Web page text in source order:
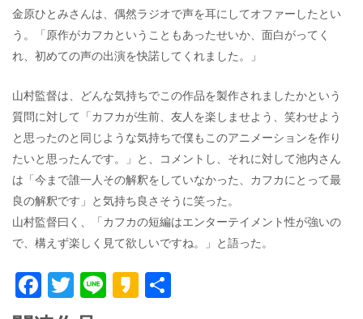
金原ひとみさんは、偶然ラジオで声を耳にしてオファーしたとい
う。「原作がカフカということもあったせいか、面白がってく
れ、初めての声の出演を快諾してくれました。」
山村監督は、どんな気持ちでこの作品を製作されましたかという
質問に対して「カフカが生前、友人を楽しませよう、笑わせよう
と思ったのと同じような気持ちで僕もこのアニメーションを作り
たいと思ったんです。」と、コメントし、それに対して池内さん
は「今まで誰一人その解釈をしていなかった、カフカにとって最
良の解釈です」と気持ち良さそうに笑った。
山村監督曰く、「カフカの短編はエンターテイメント性が強いの
で、構えず楽しく見て欲しいですね。」と語った。
F
ac
T
w
Li K